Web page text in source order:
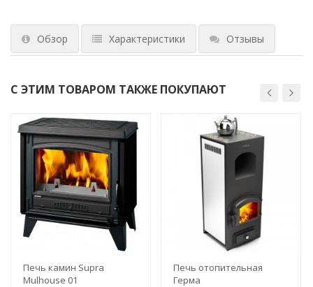
Обзор Характеристики Отзывы
С ЭТИМ ТОВАРОМ ТАКЖЕ ПОКУПАЮТ
Печь камин Supra
Mulhouse 01
Печь отопительная
Герма